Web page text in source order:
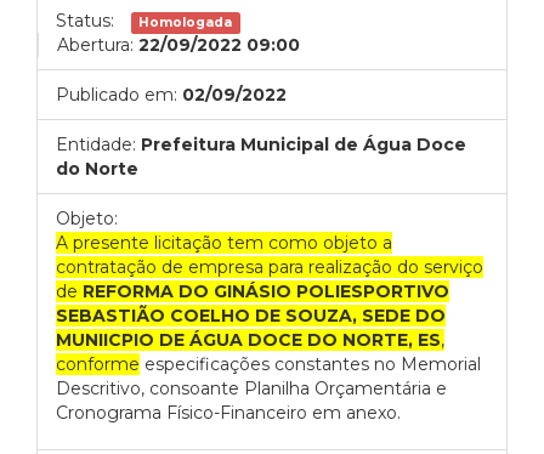
Status: Homologada
Abertura: 22/09/2022 09:00
Publicado em: 02/09/2022
Entidade: Prefeitura Municipal de Água Doce
do Norte
Objeto:
A presente licitação tem como objeto a
contratação de empresa para realização do serviço
de REFORMA DO GINÁSIO POLIESPORTIVO
SEBASTIÃO COELHO DE SOUZA, SEDE DO
MUNIICPIO DE ÁGUA DOCE DO NORTE, ES,
conforme especificações constantes no Memorial
Descritivo, consoante Planilha Orçamentária e
Cronograma Físico-Financeiro em anexo.